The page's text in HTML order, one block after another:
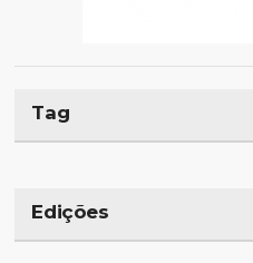
Tag
Edições